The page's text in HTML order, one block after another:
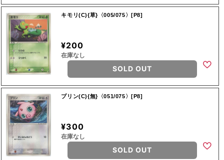
キモリ(C){草}〈005/075〉[P8]
¥200
在庫なし
SOLD OUT
プリン(C){無}〈051/075〉[P8]
¥300
在庫なし
SOLD OUT